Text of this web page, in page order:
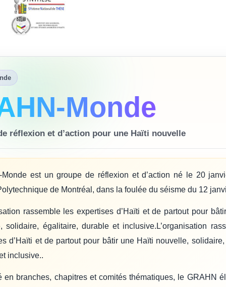
Monde
réflexion et d’action pour une Haïti nouvelle
Monde est un groupe de réflexion et d’action né le 20
de Montréal, dans la foulée du séisme du 12
rassemble les expertises d’Haïti et de partout pour
solidaire, égalitaire, durable et inclusive.L’organisation
d’Haïti et de partout pour bâtir une Haïti nouvelle,
inclusive..
en branches, chapitres et comités thématiques, le GRAHN